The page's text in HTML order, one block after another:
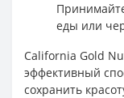
еды или
California Gold
эффективный
сохранить